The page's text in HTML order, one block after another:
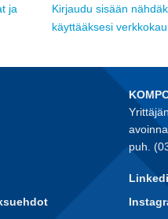
ja
Kirjaudu sisään
käyttääksesi
puh.